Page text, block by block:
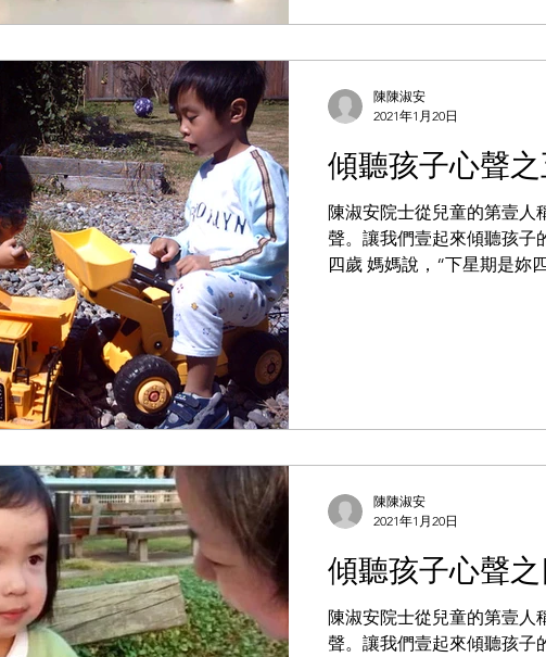
傾聽孩子心聲
陳淑安院士從兒童的第壹人
聲。讓我們壹起來傾聽孩子
四歲 媽媽說，“下星期是妳
陳陳淑安
2021年1月20日
傾聽孩子心聲
陳淑安院士從兒童的第壹人
聲。讓我們壹起來傾聽孩子
陳陳淑安
2021年1月20日